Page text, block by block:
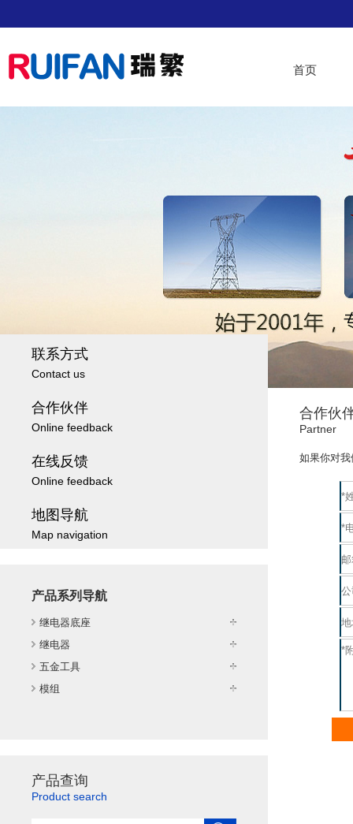
首页
联系方式
Contact us
合作伙伴
Online feedback
在线反馈
Online feedback
地图导航
Map navigation
产品系列导航
继电器底座
继电器
五金工具
模组
产品查询
Product search
合作伙
Partner
如果你对